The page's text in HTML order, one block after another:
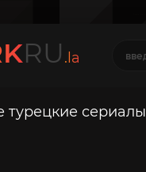
RU .la
турецкие сериалы